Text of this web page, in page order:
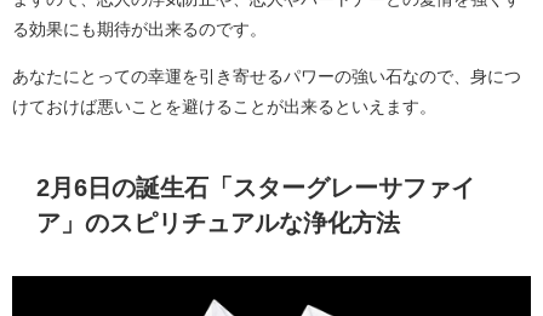
る効果にも期待が出来るのです。
あなたにとっての幸運を引き寄せるパワーの強い石なので、身につ
けておけば悪いことを避けることが出来るといえます。
2月6日の誕生石「スターグレーサファイ
ア」のスピリチュアルな浄化方法